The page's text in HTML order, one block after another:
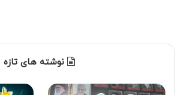
نوشته های تازه